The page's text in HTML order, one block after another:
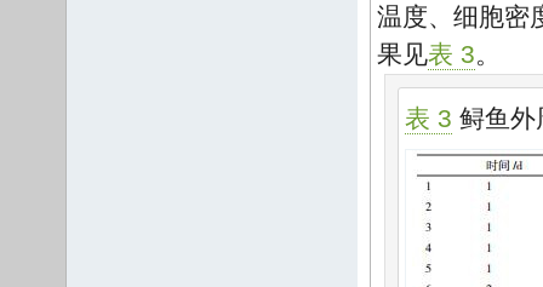
温度、细胞密
果见表 3。
表 3 鲟鱼外